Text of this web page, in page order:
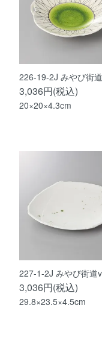
226-19-2J みやび街
3,036円(税込)
20×20×4.3cm
227-1-2J みやび街
3,036円(税込)
29.8×23.5×4.5cm